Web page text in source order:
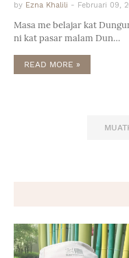
by Ezna Khalili - Februari 09,
Masa me belajar kat
ni kat pasar malam Dun…
READ MORE »